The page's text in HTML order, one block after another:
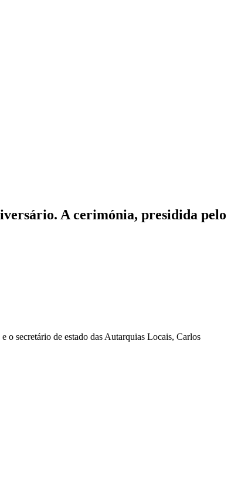
A cerimónia, presidida pelo
o secretário de estado das Autarquias Locais, Carlos